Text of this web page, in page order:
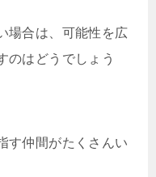
場合は、可能性を広
のはどうでしょう
す仲間がたくさんい